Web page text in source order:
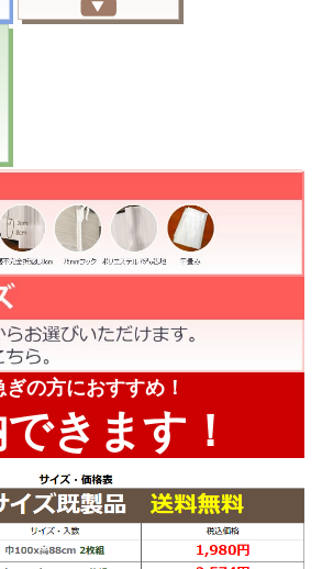
ぎの方におすすめ！
きます！